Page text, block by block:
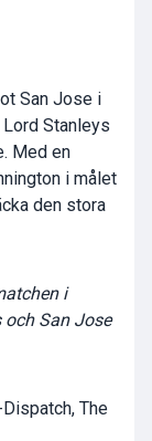
San Jose i
Stanleys
Med en
i målet
den stora
i
San Jose
The